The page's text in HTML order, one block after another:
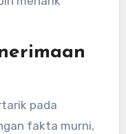
fakta murni,